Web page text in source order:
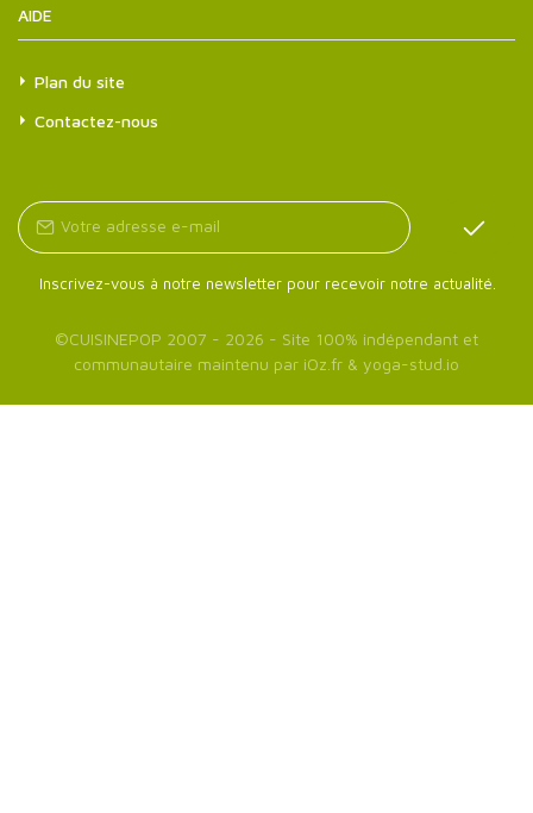
AIDE
Plan du site
Contactez-nous
Inscrivez-vous à notre newsletter pour recevoir notre actualité.
©CUISINEPOP 2007 - 2026 - Site 100% indépendant et
communautaire maintenu par iOz.fr & yoga-stud.io